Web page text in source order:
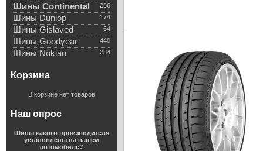
286
Шины Continental
174
Шины Dunlop
64
Шины Gislaved
440
Шины Goodyear
284
Шины Nokian
Корзина
В корзине нет товаров
Наш опрос
Шины какого производителя
установлены на вашем
автомобиле?